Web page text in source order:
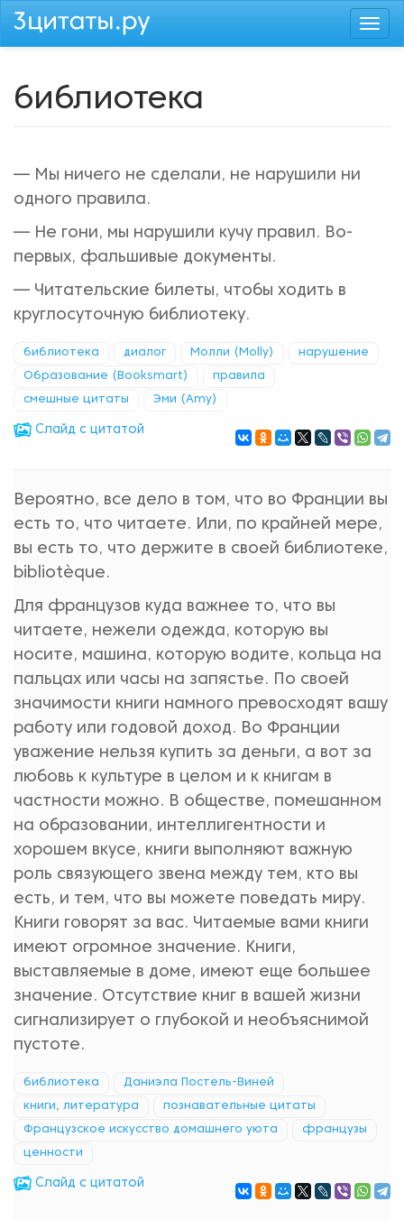
Перейти
библиотека
— Мы ничего не сделали, не нарушили ни
одного правила.
— Не гони, мы нарушили кучу правил. Во-
первых, фальшивые документы.
— Читательские билеты, чтобы ходить в
круглосуточную библиотеку.
библиотека диалог Молли (Molly) нарушение
Образование (Booksmart) правила
смешные цитаты Эми (Amy)
Cлайд с цитатой
Вероятно, все дело в том, что во Франции вы
есть то, что читаете. Или, по крайней мере,
вы есть то, что держите в своей библиотеке,
bibliotèque.
Для французов куда важнее то, что вы
читаете, нежели одежда, которую вы
носите, машина, которую водите, кольца на
пальцах или часы на запястье. По своей
значимости книги намного превосходят вашу
работу или годовой доход. Во Франции
уважение нельзя купить за деньги, а вот за
любовь к культуре в целом и к книгам в
частности можно. В обществе, помешанном
на образовании, интеллигентности и
хорошем вкусе, книги выполняют важную
роль связующего звена между тем, кто вы
есть, и тем, что вы можете поведать миру.
Книги говорят за вас. Читаемые вами книги
имеют огромное значение. Книги,
выставляемые в доме, имеют еще большее
значение. Отсутствие книг в вашей жизни
сигнализирует о глубокой и необъяснимой
пустоте.
библиотека Даниэла Постель-Виней
книги, литература познавательные цитаты
Французское искусство домашнего уюта французы
ценности
Cлайд с цитатой